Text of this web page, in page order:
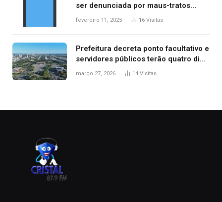
ser denunciada por maus-tratos
contra dois filhos, diz polícia
fevereiro 11, 2025 16 Visitas
Prefeitura decreta ponto facultativo e
servidores públicos terão quatro dias
de folga na Semana Santa
março 27, 2026 14 Visitas